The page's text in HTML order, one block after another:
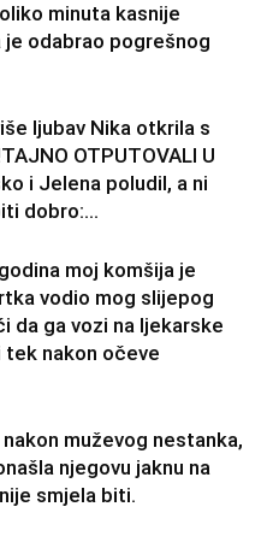
minuta kasnije
je odabrao pogrešnog
ljubav Nika otkrila s
OTPUTOVALI U
i Jelena poludil, a ni
dobro:...
moj komšija je
vodio mog slijepog
da ga vozi na ljekarske
tek nakon očeve
nakon muževog nestanka,
njegovu jaknu na
smjela biti.